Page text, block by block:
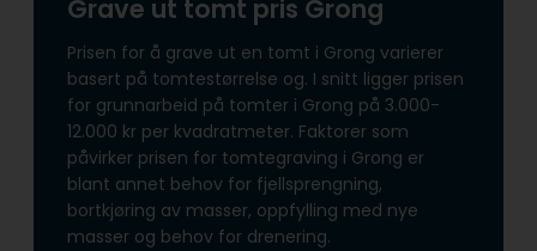
Grave ut tomt pris Grong
Prisen for å grave ut en tomt i Grong varierer
basert på tomtestørrelse og. I snitt ligger prisen
for grunnarbeid på tomter i Grong på 3.000-
12.000 kr per kvadratmeter. Faktorer som
påvirker prisen for tomtegraving i Grong er
blant annet behov for fjellsprengning,
bortkjøring av masser, oppfylling med nye
masser og behov for drenering.